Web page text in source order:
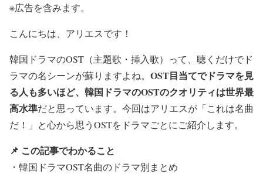
※広告を含みます。
こんにちは、アリエスです！
韓国ドラマのOST（主題歌・挿入歌）って、聴くだけでド
ラマの名シーンが蘇りますよね。 OST目当てでドラマを見
る人も多いほど、韓国ドラマのOSTのクオリティは世界最
高水準だと思っています。今回はアリエスが「これは名曲
だ！」と心から思うOSTをドラマごとにご紹介します。
📌 この記事でわかること
・韓国ドラマOST名曲のドラマ別まとめ